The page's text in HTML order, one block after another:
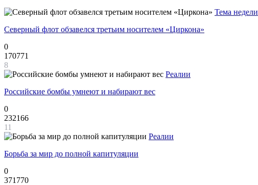
Тема недели
Северный флот обзавелся третьим носителем «Циркона»
0
170771
8
Реалии
Российские бомбы умнеют и набирают вес
0
232166
11
Реалии
Борьба за мир до полной капитуляции
0
371770